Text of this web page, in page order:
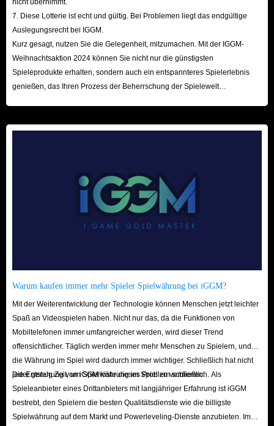
7. Diese Lotterie ist echt und gültig. Bei Problemen liegt das endgültige
Auslegungsrecht bei IGGM.
Kurz gesagt, nutzen Sie die Gelegenheit, mitzumachen. Mit der IGGM-
Weihnachtsaktion 2024 können Sie nicht nur die günstigsten
Spieleprodukte erhalten, sondern auch ein entspannteres Spielerlebnis
genießen, das Ihren Prozess der Beherrschung der Spielewelt
Warum kaufen immer mehr Spieler Spielwährung bei iGGM?
Mit der Weiterentwicklung der Technologie können Menschen jetzt leichter
Spaß an Videospielen haben. Nicht nur das, da die Funktionen von
Mobiltelefonen immer umfangreicher werden, wird dieser Trend
offensichtlicher. Täglich werden immer mehr Menschen zu Spielern, und
die Währung im Spiel wird dadurch immer wichtiger. Schließlich hat nicht
jeder genug Zeit, um Spielwährung im Spiel zu verdienen.
Die Entstehung von iGGM löste dieses Problem schließlich. Als
Spieleanbieter eines Drittanbieters mit langjähriger Erfahrung ist iGGM
bestrebt, den Spielern die besten Qualitätsdienste wie die billigste
Spielwährung auf dem Markt und Powerleveling-Dienste anzubieten. Im